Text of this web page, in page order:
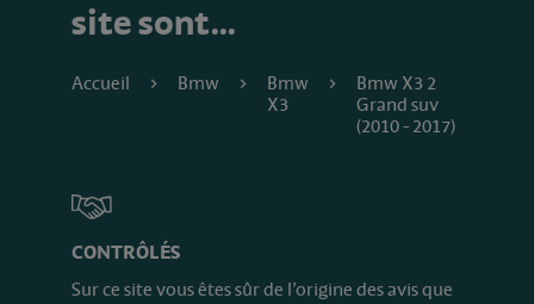
site sont…
Accueil Bmw
Bmw
X3
Bmw X3 2
Grand suv
(2010 - 2017)
CONTRÔLÉS
Sur ce site vous êtes sûr de l’origine des avis que